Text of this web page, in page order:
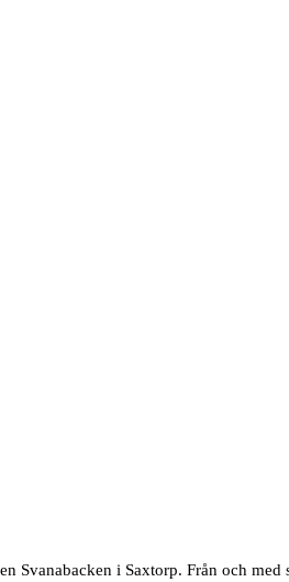
Svanabacken i Saxtorp. Från och